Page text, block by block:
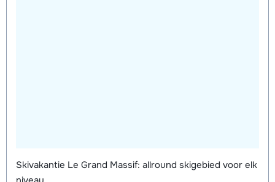
Skivakantie Le Grand Massif: allround skigebied voor elk